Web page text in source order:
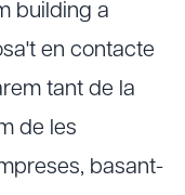
building a
en contacte
tant de la
de les
basant-